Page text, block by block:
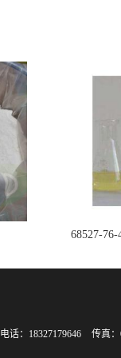
68527-
电话：18327179646 传真：